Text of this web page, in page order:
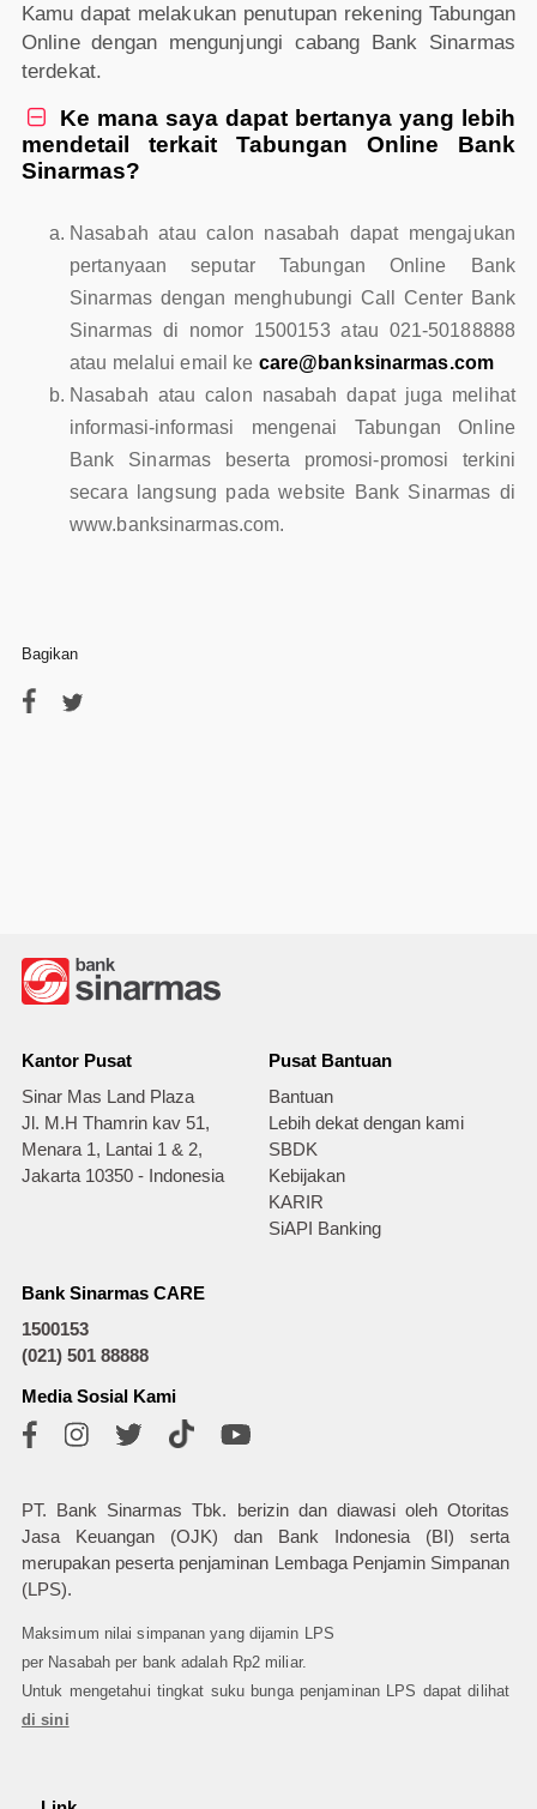
Kamu dapat melakukan penutupan rekening Tabungan
Online dengan mengunjungi cabang Bank Sinarmas
terdekat.

Ke mana saya dapat bertanya yang lebih
mendetail terkait Tabungan Online Bank
Sinarmas?
Nasabah atau calon nasabah dapat mengajukan
pertanyaan seputar Tabungan Online Bank
Sinarmas dengan menghubungi Call Center Bank
Sinarmas di nomor 1500153 atau 021-50188888
atau melalui email ke care@banksinarmas.com
Nasabah atau calon nasabah dapat juga melihat
informasi-informasi mengenai Tabungan Online
Bank Sinarmas beserta promosi-promosi terkini
secara langsung pada website Bank Sinarmas di
www.banksinarmas.com.
Bagikan
Kantor Pusat
Sinar Mas Land Plaza
Jl. M.H Thamrin kav 51,
Menara 1, Lantai 1 & 2,
Jakarta 10350 - Indonesia
Pusat Bantuan
Bantuan
Lebih dekat dengan kami
SBDK
Kebijakan
KARIR
SiAPI Banking
Bank Sinarmas CARE
1500153
(021) 501 88888
Media Sosial Kami
PT. Bank Sinarmas Tbk. berizin dan diawasi oleh Otoritas
Jasa Keuangan (OJK) dan Bank Indonesia (BI) serta
merupakan peserta penjaminan Lembaga Penjamin Simpanan
(LPS).
Maksimum nilai simpanan yang dijamin LPS
per Nasabah per bank adalah Rp2 miliar.
Untuk mengetahui tingkat suku bunga penjaminan LPS dapat dilihat
di sini